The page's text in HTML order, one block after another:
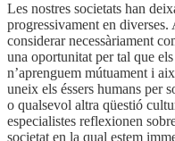
Les nostres societats han
progressivament en diverses.
considerar necessàriament
una oportunitat per tal que
n’aprenguem mútuament i
uneix els éssers humans per
o qualsevol altra qüestió
especialistes reflexionen
societat en la qual estem